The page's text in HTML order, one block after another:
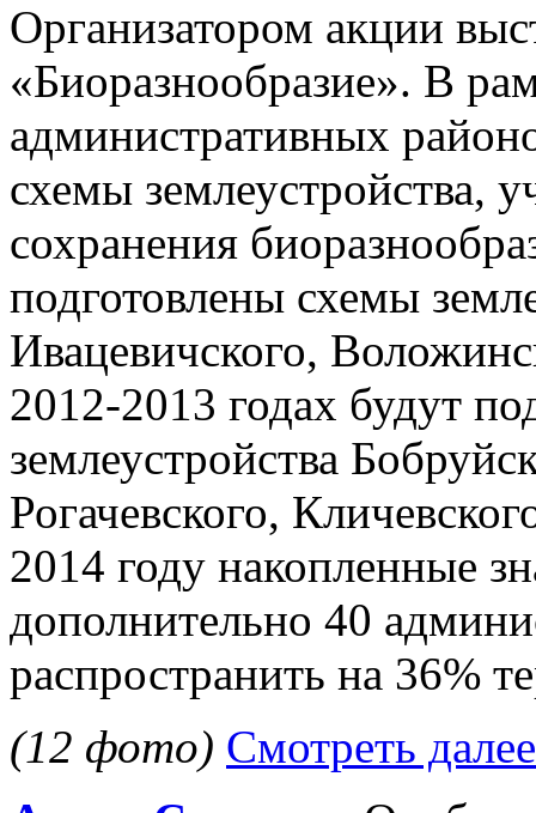
Организатором акции
«Биоразнообразие». В
административных
схемы землеустройства,
сохранения
подготовлены схемы
Ивацевичского,
2012-2013 годах будут
землеустройства
Рогачевского,
2014 году накопленные
дополнительно 40
распространить на 36%
(12 фото) Смотреть